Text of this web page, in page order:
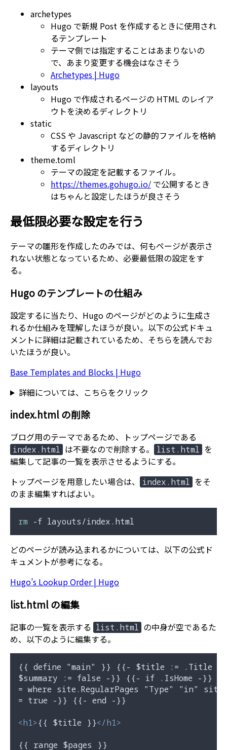
archetypes
Hugo で新規 Post を作成するときに使用され
るテンプレート
テーマ側では指定することはあまりないの
で、あまり変更する機会はなさそう
Archetypes | Hugo
layouts
Hugo で作成されるページの HTML のレイア
ウトを決めるディレクトリ
static
CSS や Javascript などの静的ファイルを格納
するディレクトリ
theme.toml
テーマの設定を記載するファイル。
https://themes.gohugo.io/ で公開するとき
はちゃんと設定したほうが良さそう
最低限必要な設定を行う
テーマの雛形を作成したのみでは、何もページが表示さ
れない状態となっているため、必要最低限の設定をす
る。
Hugo のテンプレートの仕組み
設定するに当たり、Hugo のページがどのように生成さ
れるか仕組みを理解したほうが良い。以下の公式ドキュ
メントに詳細は記載されているため、そちらを読んでお
いたほうが良い。
Base Templates and Blocks | Hugo
詳細については、こちらをクリック
index.html の削除
ブログ用のテーマであるため、トップページである
index.html は不要なので削除する。 list.html を
編集して記事の一覧を表示させるようにする。
トップページを用意したい場合は、
index.html をそ
のまま編集すればよい。
rm
どのページが読み込まれるかについては、以下の公式ド
キュメントが参考になる。
Hugo’s Lookup Order | Hugo
list.html の編集
記事の一覧を表示する list.html の中身が空であるた
め、以下のように編集する。
{{ define "main" }} {{- $title := .Title -
$summary := false -}} {{- if .IsHome -}}
= where site.RegularPages "Type" "in"
= true -}} {{- end -}}
<h1>{{ $title }}</h1>